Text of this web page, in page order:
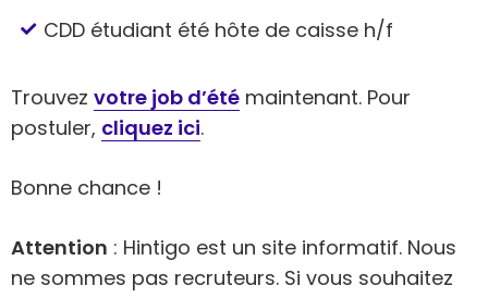
CDD étudiant été hôte de caisse h/f
Trouvez votre job d’été maintenant. Pour
postuler, cliquez ici.
Bonne chance !
Attention : Hintigo est un site informatif. Nous
ne sommes pas recruteurs. Si vous souhaitez